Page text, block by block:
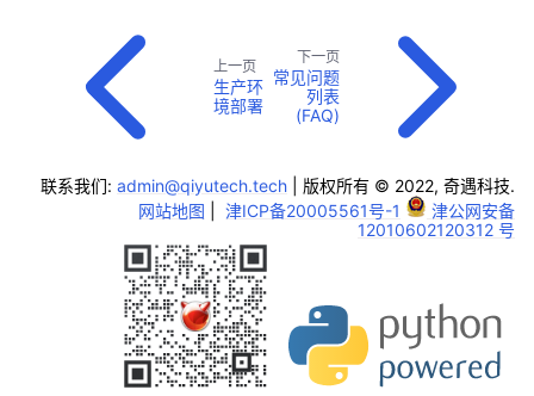
下一页
常见问题
列表
(FAQ)
上一页
生产环
境部署
联系我们: admin@qiyutech.tech | 版权所有 © 2022, 奇遇科技.
网站地图
津ICP备20005561号-1
津公网安备
12010602120312 号